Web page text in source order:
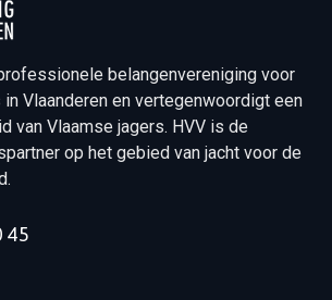
belangenvereniging voor
in Vlaanderen en vertegenwoordigt een
van Vlaamse jagers. HVV is de
op het gebied van jacht voor de
45